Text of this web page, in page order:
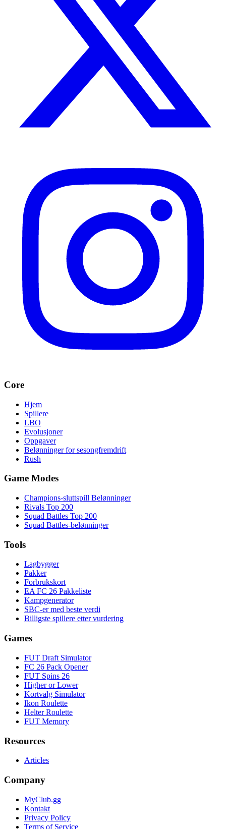
Core
Hjem
Spillere
LBO
Evolusjoner
Oppgaver
Belønninger for sesongfremdrift
Rush
Game Modes
Champions-sluttspill Belønninger
Rivals Top 200
Squad Battles Top 200
Squad Battles-belønninger
Tools
Lagbygger
Pakker
Forbrukskort
EA FC 26 Pakkeliste
Kampgenerator
SBC-er med beste verdi
Billigste spillere etter vurdering
Games
FUT Draft Simulator
FC 26 Pack Opener
FUT Spins 26
Higher or Lower
Kortvalg Simulator
Ikon Roulette
Helter Roulette
FUT Memory
Resources
Articles
Company
MyClub.gg
Kontakt
Privacy Policy
Terms of Service